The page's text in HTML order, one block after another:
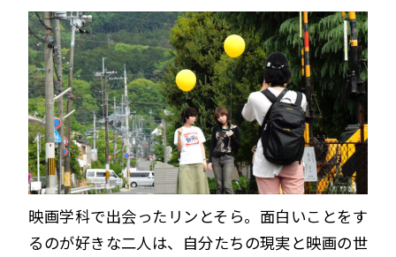
映画学科で出会ったリンとそら。面白いことをす
るのが好きな二人は、自分たちの現実と映画の世